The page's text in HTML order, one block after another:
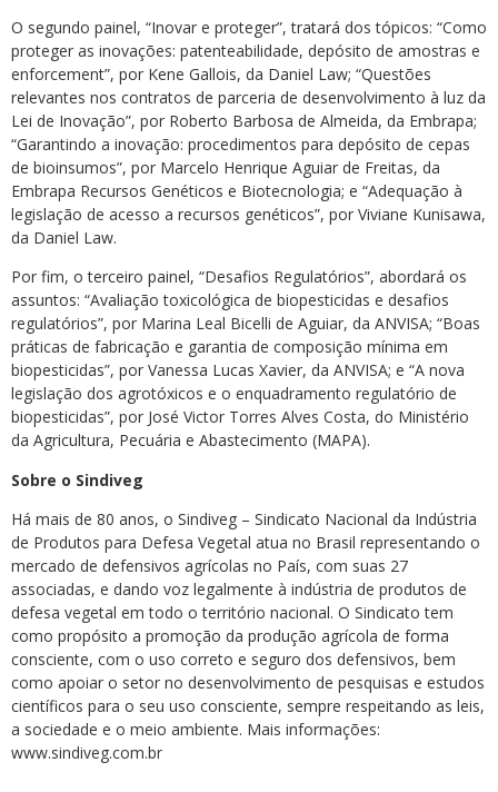
O segundo painel, “Inovar e proteger”, tratará dos tópicos: “Como
proteger as inovações: patenteabilidade, depósito de amostras e
enforcement”, por Kene Gallois, da Daniel Law; “Questões
relevantes nos contratos de parceria de desenvolvimento à luz da
Lei de Inovação”, por Roberto Barbosa de Almeida, da Embrapa;
“Garantindo a inovação: procedimentos para depósito de cepas
de bioinsumos”, por Marcelo Henrique Aguiar de Freitas, da
Embrapa Recursos Genéticos e Biotecnologia; e “Adequação à
legislação de acesso a recursos genéticos”, por Viviane Kunisawa,
da Daniel Law.
Por fim, o terceiro painel, “Desafios Regulatórios”, abordará os
assuntos: “Avaliação toxicológica de biopesticidas e desafios
regulatórios”, por Marina Leal Bicelli de Aguiar, da ANVISA; “Boas
práticas de fabricação e garantia de composição mínima em
biopesticidas”, por Vanessa Lucas Xavier, da ANVISA; e “A nova
legislação dos agrotóxicos e o enquadramento regulatório de
biopesticidas”, por José Victor Torres Alves Costa, do Ministério
da Agricultura, Pecuária e Abastecimento (MAPA).
Sobre o Sindiveg
Há mais de 80 anos, o Sindiveg – Sindicato Nacional da Indústria
de Produtos para Defesa Vegetal atua no Brasil representando o
mercado de defensivos agrícolas no País, com suas 27
associadas, e dando voz legalmente à indústria de produtos de
defesa vegetal em todo o território nacional. O Sindicato tem
como propósito a promoção da produção agrícola de forma
consciente, com o uso correto e seguro dos defensivos, bem
como apoiar o setor no desenvolvimento de pesquisas e estudos
científicos para o seu uso consciente, sempre respeitando as leis,
a sociedade e o meio ambiente. Mais informações:
www.sindiveg.com.br